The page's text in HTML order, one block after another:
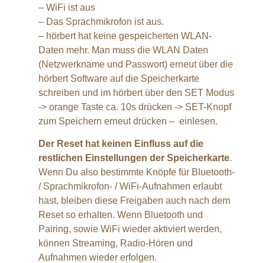
– WiFi ist aus
– Das Sprachmikrofon ist aus.
– hörbert hat keine gespeicherten WLAN-
Daten mehr. Man muss die WLAN Daten
(Netzwerkname und Passwort) erneut über die
hörbert Software auf die Speicherkarte
schreiben und im hörbert über den SET Modus
-> orange Taste ca. 10s drücken -> SET-Knopf
zum Speichern erneut drücken – einlesen.
Der Reset hat keinen Einfluss auf die
restlichen Einstellungen der Speicherkarte.
Wenn Du also bestimmte Knöpfe für Bluetooth-
/ Sprachmikrofon- / WiFi-Aufnahmen erlaubt
hast, bleiben diese Freigaben auch nach dem
Reset so erhalten. Wenn Bluetooth und
Pairing, sowie WiFi wieder aktiviert werden,
können Streaming, Radio-Hören und
Aufnahmen wieder erfolgen.